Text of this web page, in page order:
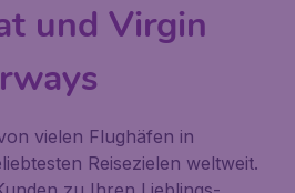
und Virgin
vielen Flughäfen in
Reisezielen weltweit.